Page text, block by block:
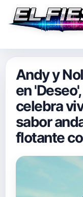
Andy y
en
celebra
sabor
flotante